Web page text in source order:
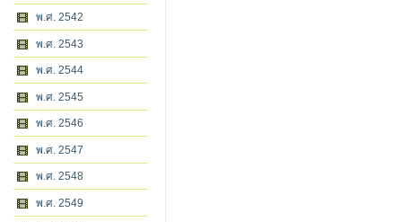
พ.ศ. 2542
พ.ศ. 2543
พ.ศ. 2544
พ.ศ. 2545
พ.ศ. 2546
พ.ศ. 2547
พ.ศ. 2548
พ.ศ. 2549